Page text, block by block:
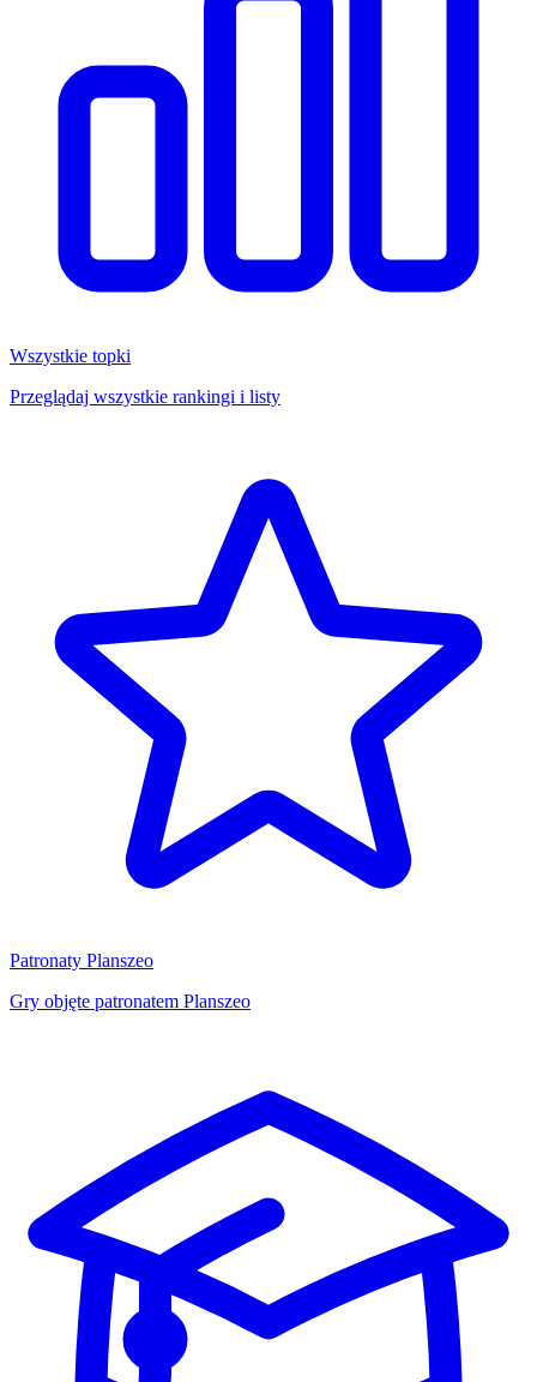
Wszystkie topki
Przeglądaj wszystkie rankingi i listy
Patronaty Planszeo
Gry objęte patronatem Planszeo